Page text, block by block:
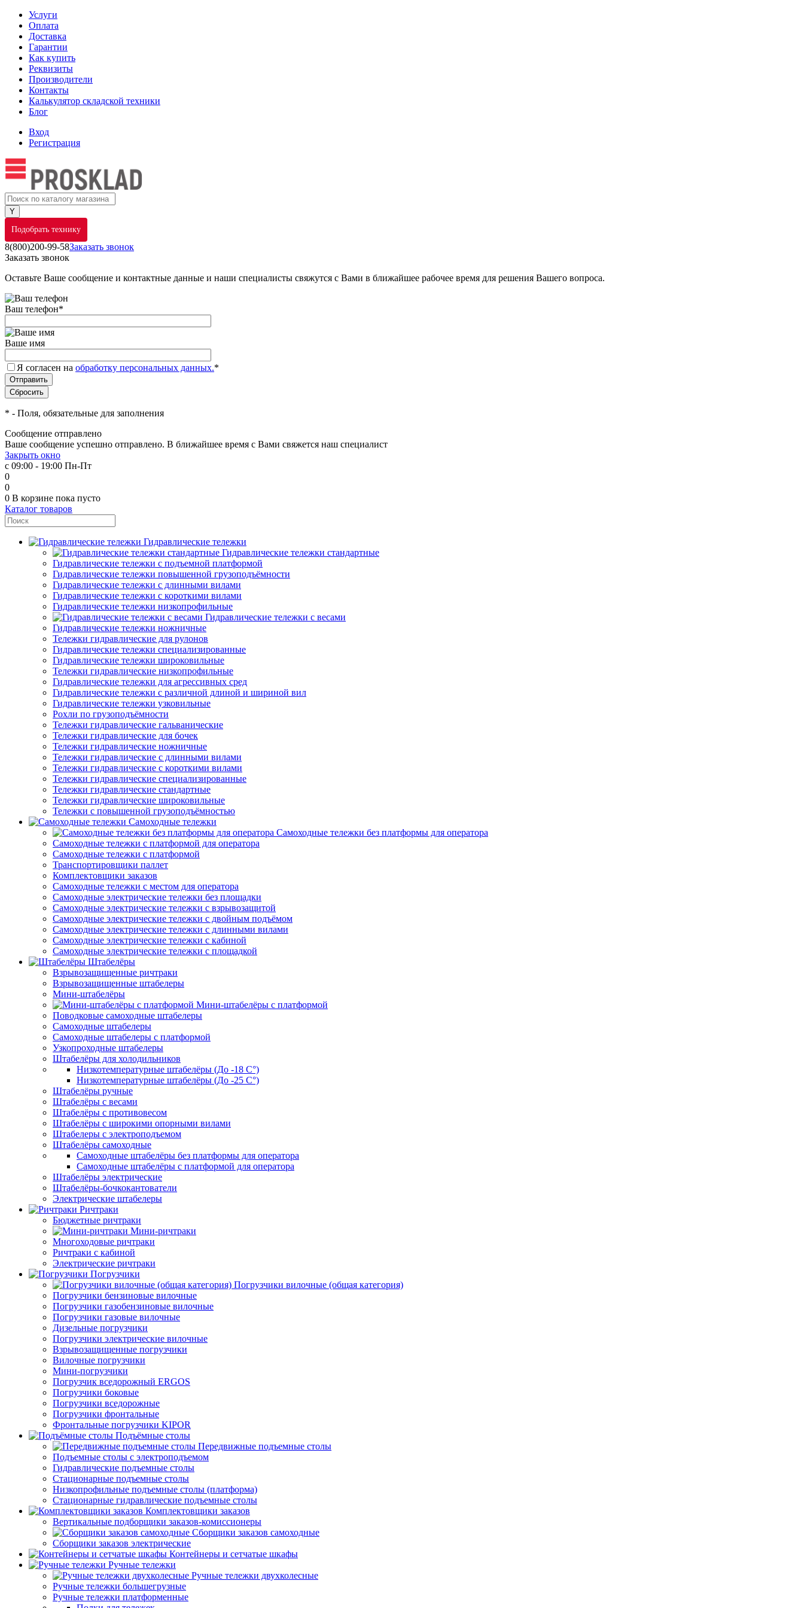
Услуги
Оплата
Доставка
Гарантии
Как купить
Реквизиты
Производители
Контакты
Калькулятор складской техники
Блог
Вход
Регистрация
Подобрать технику
8(800)200-99-58Заказать звонок
Заказать звонок
Оставьте Ваше сообщение и контактные данные и наши специалисты свяжутся с Вами в ближайшее рабочее время для решения Вашего вопроса.
Ваш телефон*
Ваше имя
Я согласен на обработку персональных данных.*
* - Поля, обязательные для заполнения
Сообщение отправлено
Ваше сообщение успешно отправлено. В ближайшее время с Вами свяжется наш специалист
Закрыть окно
с 09:00 - 19:00 Пн-Пт
0
0
0 В корзине пока пусто
Каталог товаров
Гидравлические тележки
Гидравлические тележки стандартные
Гидравлические тележки с подъемной платформой
Гидравлические тележки повышенной грузоподъёмности
Гидравлические тележки с длинными вилами
Гидравлические тележки с короткими вилами
Гидравлические тележки низкопрофильные
Гидравлические тележки с весами
Гидравлические тележки ножничные
Тележки гидравлические для рулонов
Гидравлические тележки специализированные
Гидравлические тележки широковильные
Тележки гидравлические низкопрофильные
Гидравлические тележки для агрессивных сред
Гидравлические тележки с различной длиной и шириной вил
Гидравлические тележки узковильные
Рохли по грузоподъёмности
Тележки гидравлические гальванические
Тележки гидравлические для бочек
Тележки гидравлические ножничные
Тележки гидравлические с длинными вилами
Тележки гидравлические с короткими вилами
Тележки гидравлические специализированные
Тележки гидравлические стандартные
Тележки гидравлические широковильные
Тележки с повышенной грузоподъёмностью
Самоходные тележки
Самоходные тележки без платформы для оператора
Самоходные тележки с платформой для оператора
Самоходные тележки с платформой
Транспортировщики паллет
Комплектовщики заказов
Самоходные тележки с местом для оператора
Самоходные электрические тележки без площадки
Самоходные электрические тележки с взрывозащитой
Самоходные электрические тележки с двойным подъёмом
Самоходные электрические тележки с длинными вилами
Самоходные электрические тележки с кабиной
Самоходные электрические тележки с площадкой
Штабелёры
Взрывозащищенные ричтраки
Взрывозащищенные штабелеры
Мини-штабелёры
Мини-штабелёры с платформой
Поводковые самоходные штабелеры
Самоходные штабелеры
Самоходные штабелеры с платформой
Узкопроходные штабелеры
Штабелёры для холодильников
Низкотемпературные штабелёры (До -18 C°)
Низкотемпературные штабелёры (До -25 C°)
Штабелёры ручные
Штабелёры с весами
Штабелёры с противовесом
Штабелёры с широкими опорными вилами
Штабелеры с электроподъемом
Штабелёры самоходные
Самоходные штабелёры без платформы для оператора
Самоходные штабелёры с платформой для оператора
Штабелёры электрические
Штабелёры-бочкокантователи
Электрические штабелеры
Ричтраки
Бюджетные ричтраки
Мини-ричтраки
Многоходовые ричтраки
Ричтраки с кабиной
Электрические ричтраки
Погрузчики
Погрузчики вилочные (общая категория)
Погрузчики бензиновые вилочные
Погрузчики газобензиновые вилочные
Погрузчики газовые вилочные
Дизельные погрузчики
Погрузчики электрические вилочные
Взрывозащищенные погрузчики
Вилочные погрузчики
Мини-погрузчики
Погрузчик вседорожный ERGOS
Погрузчики боковые
Погрузчики вседорожные
Погрузчики фронтальные
Фронтальные погрузчики KIPOR
Подъёмные столы
Передвижные подъемные столы
Подъемные столы с электроподъемом
Гидравлические подъемные столы
Стационарные подъемные столы
Низкопрофильные подъемные столы (платформа)
Стационарные гидравлические подъемные столы
Комплектовщики заказов
Вертикальные подборщики заказов-комиссионеры
Сборщики заказов самоходные
Сборщики заказов электрические
Контейнеры и сетчатые шкафы
Ручные тележки
Ручные тележки двухколесные
Ручные тележки большегрузные
Ручные тележки платформенные